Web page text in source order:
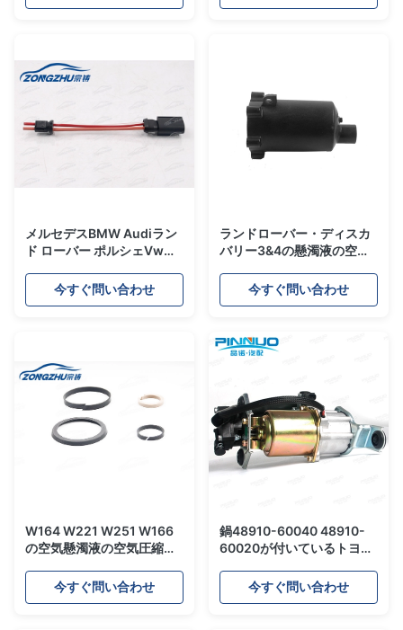
メルセデスBMW Audiラン
ド ローバー ポルシェVwの
縮機ポンプ修理ケーブル
今すぐ問い合わせ
ランドローバー・ディスカ
バリー3&4の懸濁液の空気
ヤーのプラスチック ボディ
今すぐ問い合わせ
W164 W221 W251 W166
の空気懸濁液の空気圧縮機
OEM A1643201204
今すぐ問い合わせ
鍋48910-60040 48910-
60020が付いているトヨタ
めの衝撃吸収材の空気圧縮
機
今すぐ問い合わせ